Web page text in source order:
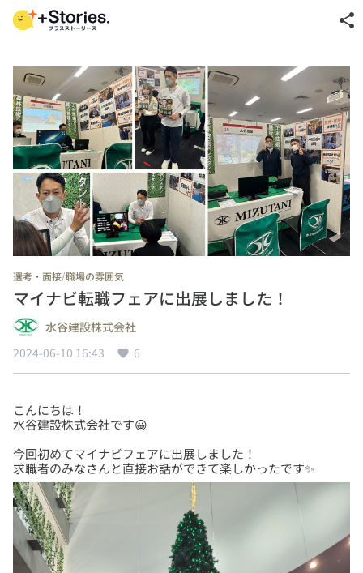
share
選考・面接/職場の雰囲気
マイナビ転職フェアに出展しました！
水谷建設株式会社
2024-06-10 16:43
6
こんにちは！
今回初めてマイナビフェアに出展しました！